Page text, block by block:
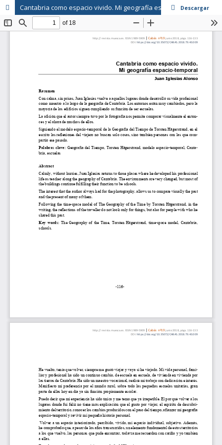
Cantabria como espacio vivido. Mi geografía espacio-temporal
Descargar